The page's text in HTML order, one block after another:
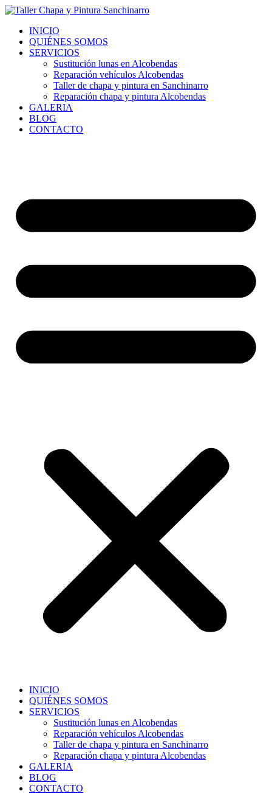
Ir
contenidoINICIO
QUIÉNES SOMOS
SERVICIOS
Sustitución lunas en Alcobendas
Reparación vehículos Alcobendas
Taller de chapa y pintura en Sanchinarro
Reparación chapa y pintura Alcobendas
GALERIA
BLOG
CONTACTO
INICIO
QUIÉNES SOMOS
SERVICIOS
Sustitución lunas en Alcobendas
Reparación vehículos Alcobendas
Taller de chapa y pintura en Sanchinarro
Reparación chapa y pintura Alcobendas
GALERIA
BLOG
CONTACTO